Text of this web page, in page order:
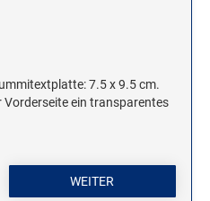
7.5 x 9.5 cm.
ein transparentes